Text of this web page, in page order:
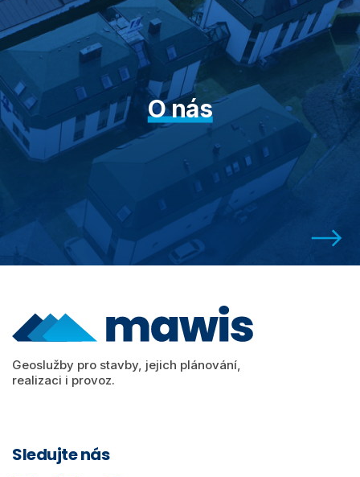
O nás
Geoslužby pro stavby, jejich plánování,
realizaci i provoz.
Sledujte nás